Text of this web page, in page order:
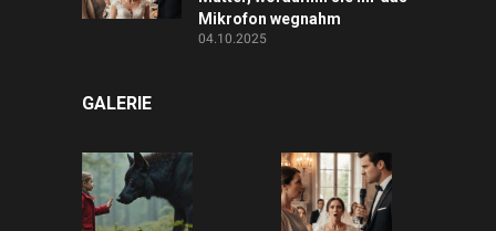
Mikrofon wegnahm
04.10.2025
GALERIE